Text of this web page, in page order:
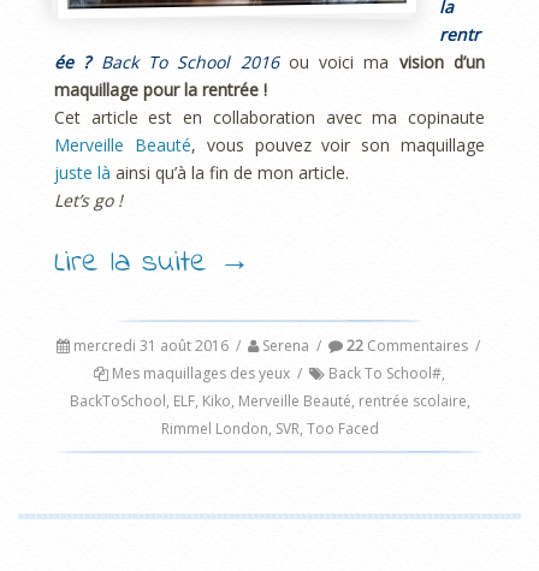
la
rentr
ée ? Back To School 2016ou voici ma vision d’un
maquillage pour la rentrée !
Cet article est en collaboration avec ma copinaute
Merveille Beauté, vous pouvez voir son maquillage
juste là ainsi qu’à la fin de mon article.
Let’s go !
Lire la suite →
mercredi 31 août 2016 / Serena / 22Commentaires /
Mes maquillages des yeux / Back To School#,
BackToSchool, ELF, Kiko, Merveille Beauté, rentrée scolaire,
Rimmel London, SVR, Too Faced